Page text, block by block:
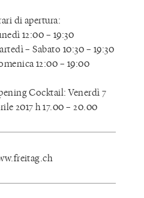
di apertura:
12:00 – 19:30
– Sabato 10:30 – 19:30
12:00 – 19:00
Cocktail: Venerdì 7
2017 h 17.00 – 20.00